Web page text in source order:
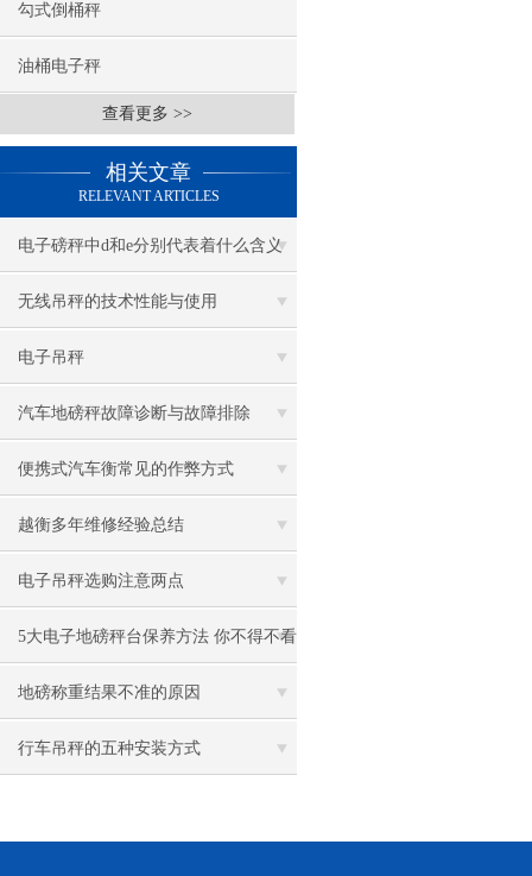
勾式倒桶秤
油桶电子秤
查看更多 >>
相关文章
RELEVANT ARTICLES
电子磅秤中d和e分别代表着什么含义
无线吊秤的技术性能与使用
电子吊秤
汽车地磅秤故障诊断与故障排除
便携式汽车衡常见的作弊方式
越衡多年维修经验总结
电子吊秤选购注意两点
5大电子地磅秤台保养方法 你不得不看
地磅称重结果不准的原因
行车吊秤的五种安装方式